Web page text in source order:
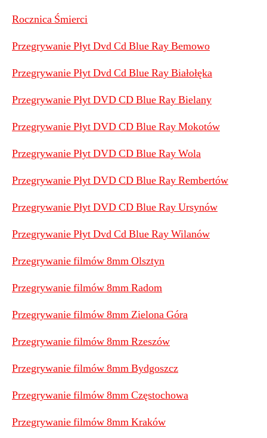
Rocznica Śmierci
Przegrywanie Płyt Dvd Cd Blue Ray Bemowo
Przegrywanie Płyt Dvd Cd Blue Ray Białołęka
Przegrywanie Płyt DVD CD Blue Ray Bielany
Przegrywanie Płyt DVD CD Blue Ray Mokotów
Przegrywanie Płyt DVD CD Blue Ray Wola
Przegrywanie Płyt DVD CD Blue Ray Rembertów
Przegrywanie Płyt DVD CD Blue Ray Ursynów
Przegrywanie Płyt Dvd Cd Blue Ray Wilanów
Przegrywanie filmów 8mm Olsztyn
Przegrywanie filmów 8mm Radom
Przegrywanie filmów 8mm Zielona Góra
Przegrywanie filmów 8mm Rzeszów
Przegrywanie filmów 8mm Bydgoszcz
Przegrywanie filmów 8mm Częstochowa
Przegrywanie filmów 8mm Kraków